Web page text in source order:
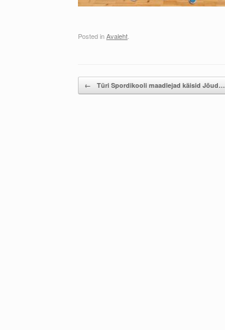
Posted inAvaleht.
Post navigation
← Türi Spordikooli maadlejad käisid Jõud…